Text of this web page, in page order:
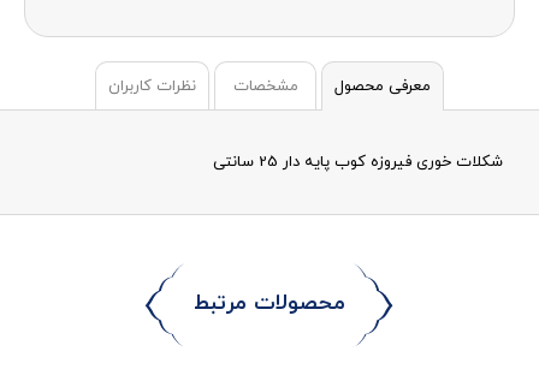
معرفی محصول مشخصات نظرات کاربران
شکلات خوری فیروزه کوب پایه دار 25 سانتی
محصولات مرتبط